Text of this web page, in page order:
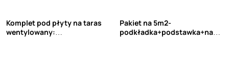
Komplet pod płyty na taras
wentylowany:
Pakiet na 5m2-
podkładka+podstawka+nakł